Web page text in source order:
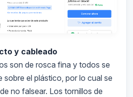
y cableado
son de rosca fina y todos se
sobre el plástico, por lo cual se
no falsear. Los tornillos de